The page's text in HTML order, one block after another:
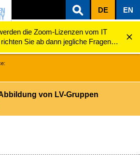
DE EN
die Zoom-Lizenzen vom IT
Sie ab dann jegliche Fragen
(z.B. Probleme mit dem Login) an
von LV-Gruppen